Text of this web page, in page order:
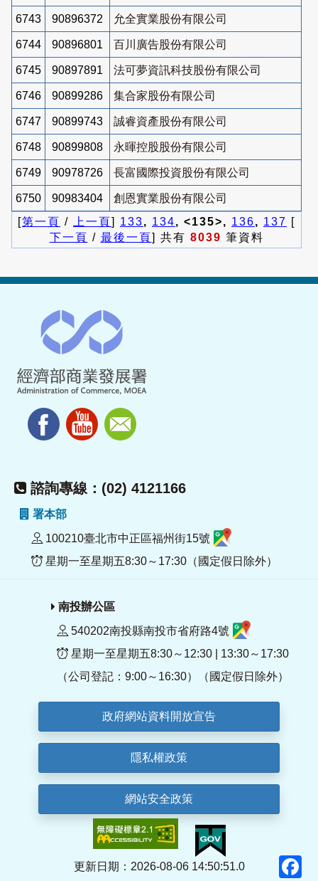
6743 90896372 允全實業股份有限公司
6744 90896801 百川廣告股份有限公司
6745 90897891 法可夢資訊科技股份有限公司
6746 90899286 集合家股份有限公司
6747 90899743 誠睿資產股份有限公司
6748 90899808 永暉控股股份有限公司
6749 90978726 長富國際投資股份有限公司
6750 90983404
創恩實業股份有限公司
[第一頁 / 上一頁] 133, 134, <135>, 136, 137 [
下一頁 / 最後一頁] 共有 8039 筆資料
諮詢專線：(02) 4121166
署本部
100210臺北市中正區福州街15號
星期一至星期五8:30～17:30（國定假日除外）
南投辦公區
540202南投縣南投市省府路4號
星期一至星期五8:30～12:30 | 13:30～17:30
（公司登記：9:00～16:30）（國定假日除外）
政府網站資料開放宣告
隱私權政策
網站安全政策
更新日期：2026-08-06 14:50:51.0